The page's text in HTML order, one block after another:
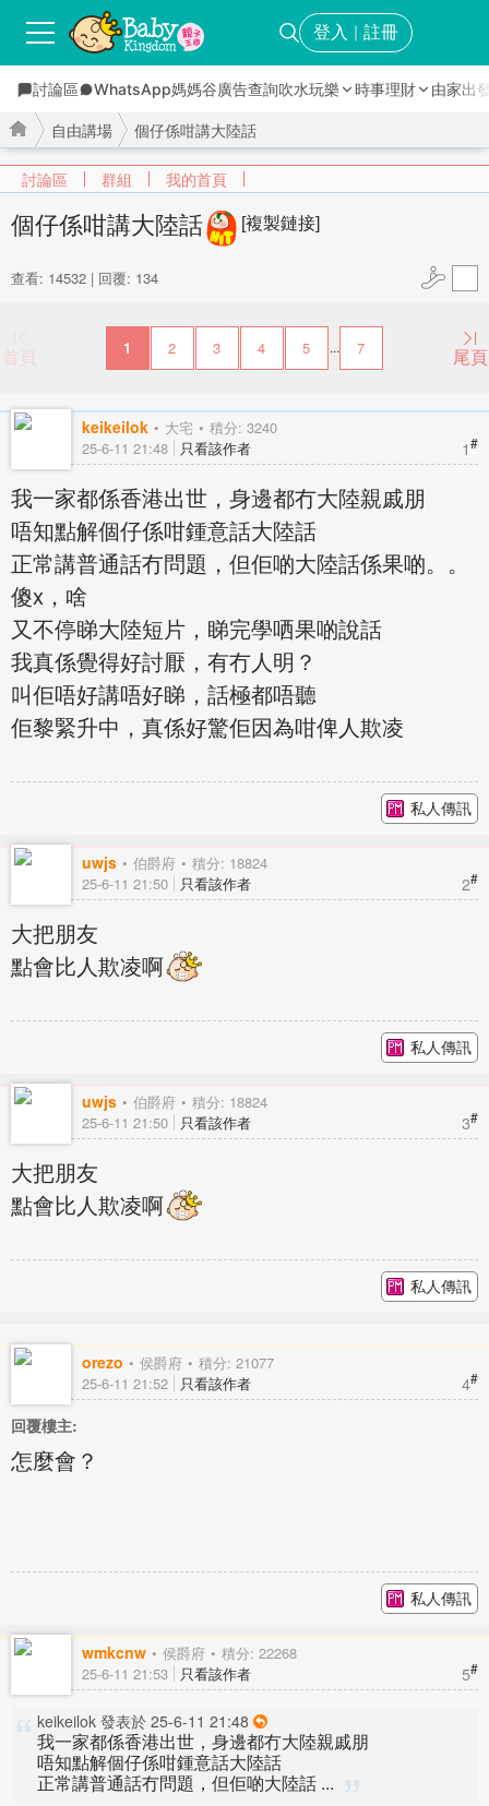
登入 ｜ 註冊
討論區 WhatsApp媽媽谷廣告查詢吹水玩樂 時事理財 由家出
討論區 群組 我的首頁
自由講場 個仔係咁講大陸話
查看: 14532 | 回覆: 134
個仔係咁講大陸話 [複製鏈接]
首頁 1 2 3 4 5 ... 7 尾頁
keikeilok 大宅 積分: 3240
1#
25-6-11 21:48 只看該作者
我一家都係香港出世，身邊都冇大陸親戚朋
唔知點解個仔係咁鍾意話大陸話
正常講普通話冇問題，但佢啲大陸話係果啲。。
傻x，啥
又不停睇大陸短片，睇完學哂果啲說話
我真係覺得好討厭，有冇人明？
叫佢唔好講唔好睇，話極都唔聽
佢黎緊升中，真係好驚佢因為咁俾人欺凌
私人傳訊
uwjs 伯爵府 積分: 18824
2#
25-6-11 21:50 只看該作者
大把朋友
點會比人欺凌啊
私人傳訊
uwjs 伯爵府 積分: 18824
3#
25-6-11 21:50 只看該作者
大把朋友
點會比人欺凌啊
私人傳訊
orezo 侯爵府 積分: 21077
4#
25-6-11 21:52 只看該作者
回覆樓主:
怎麼會？
私人傳訊
wmkcnw 侯爵府 積分: 22268
5#
25-6-11 21:53 只看該作者
keikeilok 發表於 25-6-11 21:48
我一家都係香港出世，身邊都冇大陸親戚朋
唔知點解個仔係咁鍾意話大陸話
正常講普通話冇問題，但佢啲大陸話 ...